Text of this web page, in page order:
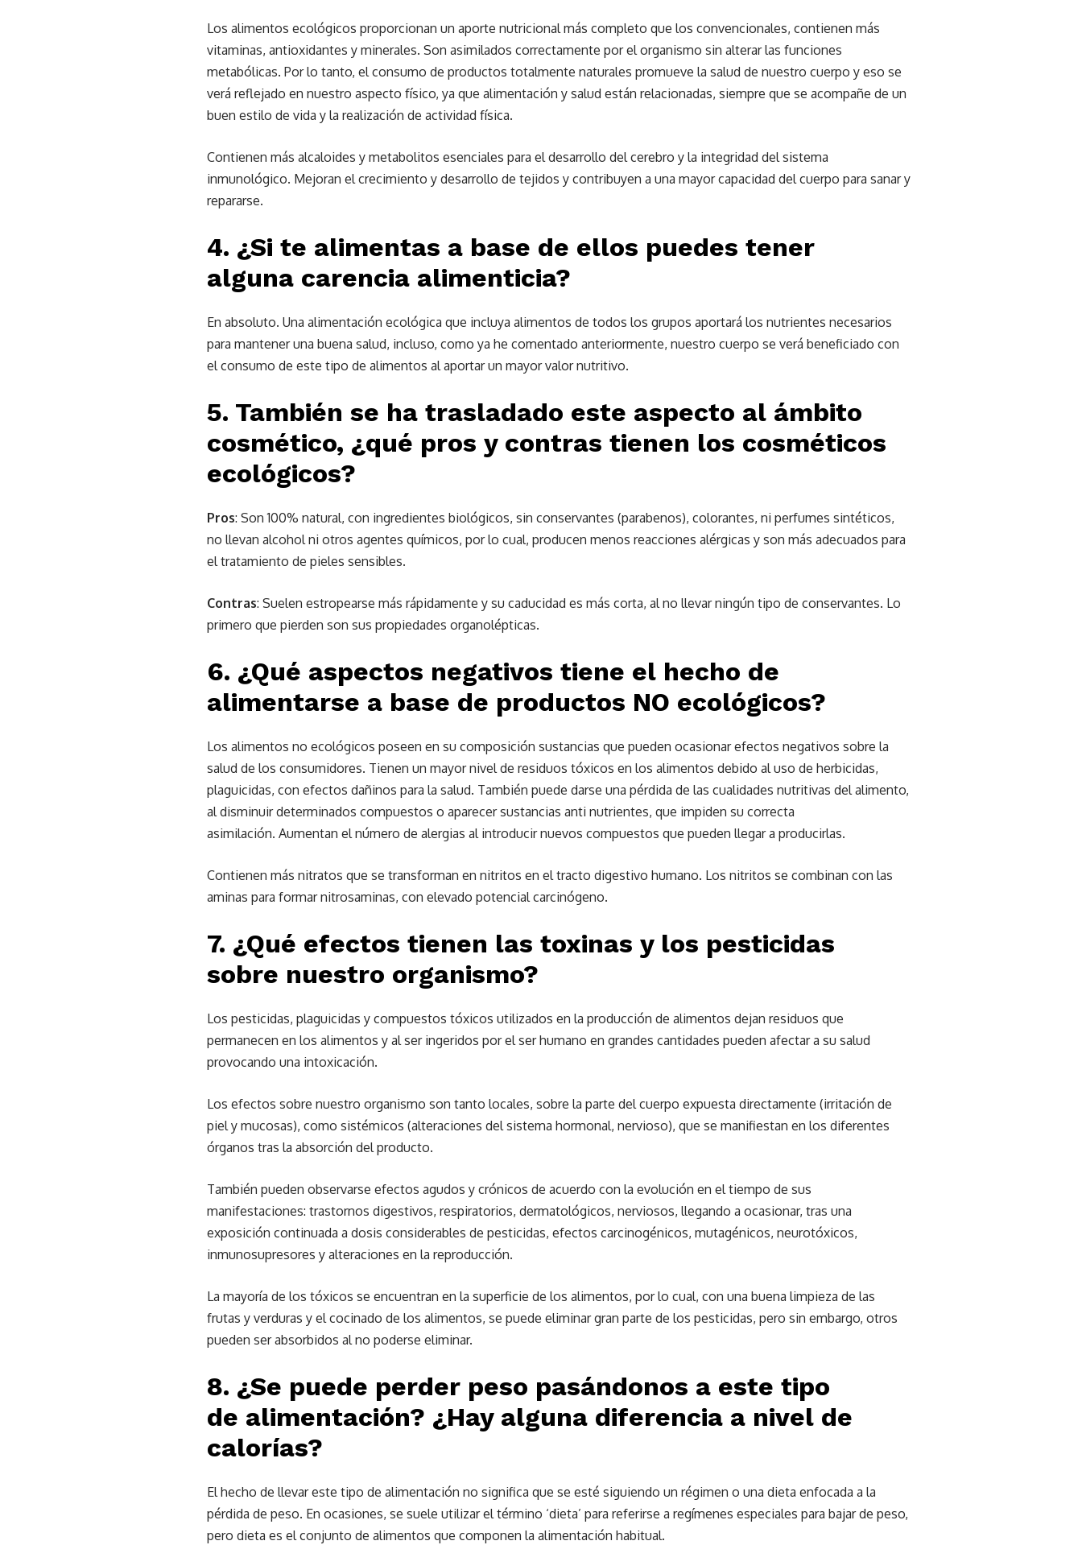
Los alimentos ecológicos proporcionan un aporte nutricional más completo que los convencionales, contienen más
vitaminas, antioxidantes y minerales. Son asimilados correctamente por el organismo sin alterar las funciones
metabólicas. Por lo tanto, el consumo de productos totalmente naturales promueve la salud de nuestro cuerpo y eso se
verá reflejado en nuestro aspecto físico, ya que alimentación y salud están relacionadas, siempre que se acompañe de un
buen estilo de vida y la realización de actividad física.
Contienen más alcaloides y metabolitos esenciales para el desarrollo del cerebro y la integridad del sistema
inmunológico. Mejoran el crecimiento y desarrollo de tejidos y contribuyen a una mayor capacidad del cuerpo para sanar y
repararse.
4. ¿Si te alimentas a base de ellos puedes tener
alguna carencia alimenticia?
En absoluto. Una alimentación ecológica que incluya alimentos de todos los grupos aportará los nutrientes necesarios
para mantener una buena salud, incluso, como ya he comentado anteriormente, nuestro cuerpo se verá beneficiado con
el consumo de este tipo de alimentos al aportar un mayor valor nutritivo.
5. También se ha trasladado este aspecto al ámbito
cosmético, ¿qué pros y contras tienen los cosméticos
ecológicos?
Pros: Son 100% natural, con ingredientes biológicos, sin conservantes (parabenos), colorantes, ni perfumes sintéticos,
no llevan alcohol ni otros agentes químicos, por lo cual, producen menos reacciones alérgicas y son más adecuados para
el tratamiento de pieles sensibles.
Contras: Suelen estropearse más rápidamente y su caducidad es más corta, al no llevar ningún tipo de conservantes. Lo
primero que pierden son sus propiedades organolépticas.
6. ¿Qué aspectos negativos tiene el hecho de
alimentarse a base de productos NO ecológicos?
Los alimentos no ecológicos poseen en su composición sustancias que pueden ocasionar efectos negativos sobre la
salud de los consumidores. Tienen un mayor nivel de residuos tóxicos en los alimentos debido al uso de herbicidas,
plaguicidas, con efectos dañinos para la salud. También puede darse una pérdida de las cualidades nutritivas del alimento,
al disminuir determinados compuestos o aparecer sustancias anti nutrientes, que impiden su correcta
asimilación. Aumentan el número de alergias al introducir nuevos compuestos que pueden llegar a producirlas.
Contienen más nitratos que se transforman en nitritos en el tracto digestivo humano. Los nitritos se combinan con las
aminas para formar nitrosaminas, con elevado potencial carcinógeno.
7. ¿Qué efectos tienen las toxinas y los pesticidas
sobre nuestro organismo?
Los pesticidas, plaguicidas y compuestos tóxicos utilizados en la producción de alimentos dejan residuos que
permanecen en los alimentos y al ser ingeridos por el ser humano en grandes cantidades pueden afectar a su salud
provocando una intoxicación.
Los efectos sobre nuestro organismo son tanto locales, sobre la parte del cuerpo expuesta directamente (irritación de
piel y mucosas), como sistémicos (alteraciones del sistema hormonal, nervioso), que se manifiestan en los diferentes
órganos tras la absorción del producto.
También pueden observarse efectos agudos y crónicos de acuerdo con la evolución en el tiempo de sus
manifestaciones: trastornos digestivos, respiratorios, dermatológicos, nerviosos, llegando a ocasionar, tras una
exposición continuada a dosis considerables de pesticidas, efectos carcinogénicos, mutagénicos, neurotóxicos,
inmunosupresores y alteraciones en la reproducción.
La mayoría de los tóxicos se encuentran en la superficie de los alimentos, por lo cual, con una buena limpieza de las
frutas y verduras y el cocinado de los alimentos, se puede eliminar gran parte de los pesticidas, pero sin embargo, otros
pueden ser absorbidos al no poderse eliminar.
8. ¿Se puede perder peso pasándonos a este tipo
de alimentación? ¿Hay alguna diferencia a nivel de
calorías?
El hecho de llevar este tipo de alimentación no significa que se esté siguiendo un régimen o una dieta enfocada a la
pérdida de peso. En ocasiones, se suele utilizar el término ‘dieta’ para referirse a regímenes especiales para bajar de peso,
pero dieta es el conjunto de alimentos que componen la alimentación habitual.